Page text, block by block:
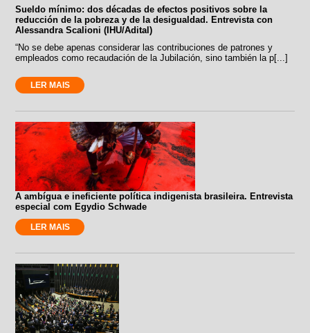
Sueldo mínimo: dos décadas de efectos positivos sobre la
reducción de la pobreza y de la desigualdad. Entrevista con
Alessandra Scalioni (IHU/Adital)
“No se debe apenas considerar las contribuciones de patrones y
empleados como recaudación de la Jubilación, sino también la p[...]
LER MAIS
A ambígua e ineficiente política indigenista brasileira. Entrevista
especial com Egydio Schwade
LER MAIS